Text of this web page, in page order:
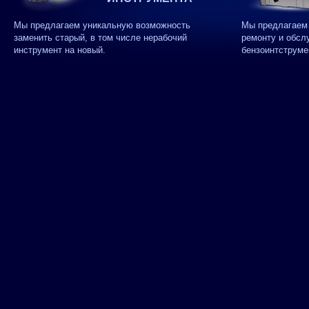
Мы предлагаем уникальную возможность
заменить старый, в том числе нерабочий
инструмент на новый.
Мы
ремонту и